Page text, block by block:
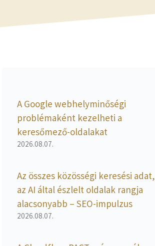
A Google webhelyminőségi
problémaként kezelheti a
keresőmező-oldalakat
2026.08.07.
Az összes közösségi keresési adat,
az AI által észlelt oldalak rangja
alacsonyabb – SEO-impulzus
2026.08.07.